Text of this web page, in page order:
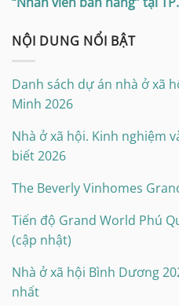
NỘI DUNG NỔI BẬT
Danh sách dự án nhà ở xã
Minh 2026
Nhà ở xã hội. Kinh nghiệm
biết 2026
The Beverly Vinhomes
Tiến độ Grand World Phú
(cập nhật)
Nhà ở xã hội Bình Dương
nhất